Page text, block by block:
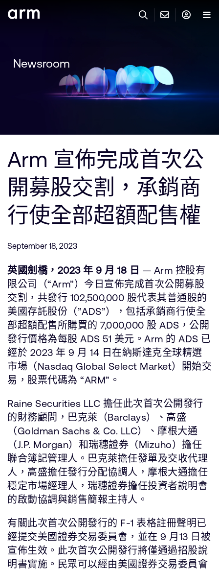
聯絡技術支援
IP 技術支援
Flexible Access 企業版
一般 IP 授權方案
其他事項
Arm Integrity Helpline
媒體聯絡
研究合作
網站
投資者
通報安全漏洞
Arm 全球總部
110 Fulbourn Road
Cambridge, UK
CB1 9NJ
Tel: + 44(1223) 400 400 [main reception]
Fax: + 44(1223) 400 410
登入以存取您的 Arm 帳號。
開發者
支援與訓練
公司資訊
Newsroom
Arm 宣佈完成首次公
開募股交割，承銷商
行使全部超額配售權
September 18, 2023
英國劍橋，2023 年 9 月 18 日 — Arm 控股有
限公司（“Arm”）今日宣佈完成首次公開募股
交割，共發行 102,500,000 股代表其普通股的
美國存託股份（”ADS”），包括承銷商行使全
部超額配售所購買的 7,000,000 股 ADS，公開
發行價格為每股 ADS 51 美元。Arm 的 ADS 已
經於 2023 年 9 月 14 日在納斯達克全球精選
市場（Nasdaq Global Select Market）開始交
易，股票代碼為 “ARM”。
Raine Securities LLC 擔任此次首次公開發行
的財務顧問，巴克萊（Barclays）、高盛
（Goldman Sachs & Co. LLC）、摩根大通
（J.P. Morgan）和瑞穗證券（Mizuho）擔任
聯合簿記管理人。巴克萊擔任發單及交收代理
人，高盛擔任發行分配協調人，摩根大通擔任
穩定市場經理人，瑞穗證券擔任投資者說明會
的啟動協調與銷售簡報主持人。
有關此次首次公開發行的 F-1 表格註冊聲明已
經提交美國證券交易委員會，並在 9 月13 日被
宣佈生效。此次首次公開發行將僅通過招股說
明書實施。民眾可以經由美國證券交易委員會